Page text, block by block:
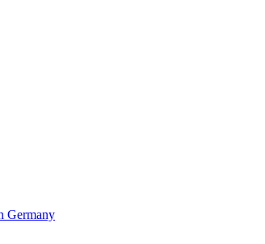
Germany